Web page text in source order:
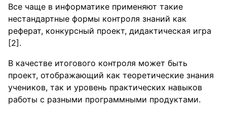
Все чаще в информатике применяют такие
нестандартные формы контроля знаний как
реферат, конкурсный проект, дидактическая игра
[2].
В качестве итогового контроля может быть
проект, отображающий как теоретические знания
учеников, так и уровень практических навыков
работы с разными программными продуктами.